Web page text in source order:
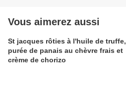
Vous aimerez aussi
St jacques rôties à l'huile de truffe,
purée de panais au chèvre frais et
crème de chorizo